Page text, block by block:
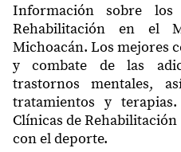
Información sobre
Rehabilitación en el
Michoacán. Los mejores
y combate de las
trastornos mentales,
tratamientos y
Clínicas de
con el deporte.